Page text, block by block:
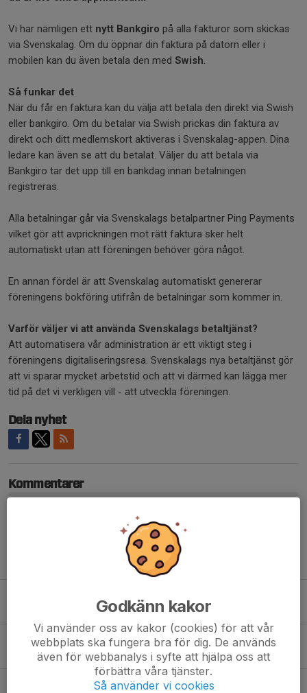
Vi har nämligen ett nytt Bankgiro på alla fakturor som skickas
via Svenskalag. Om du öppnar din faktura på datorn eller i
mobilen kan du även betala den med Swish.
Så funkar det
När du får en faktura kan du välja att betala den direkt via Swish
eller bankgiro. Om du betalar via Swish prickas din faktura av
direkt och ditt medlemskort aktiveras i Svenskalag-appen. Dina
ledare kan även se att du betalat. Väljer du att betala via
Bankgiro tar det upp till en bankdag innan betalningen
registreras.
Alla betalningar går via Svenskalags betalpartner Ping Payments
vilket gör att avprickningen mot rätt faktura sker helt
automatiskt utan att föreningen behöver göra något.
En annan fördel är att Svenskalag automatiskt genererar
föreningens bokföring utifrån de betalningar som kommer in.
Varför väljer vi att använda Svenskalags betaltjänst?
Att automatisera vår administration är ett viktigt steg i
föreningens digitaliseringsresa. Svenskalags nya betaltjänst gör
att vi sparar mycket arbetstid och att vi därmed kan lägga mer
tid på det vi verkligen vill - att utveckla föreningen.
Dela nyhet
Kommentarer
22 apr, 20:32 0
Bollkul födda 2019!
16 sep 2025 0
Se hit! Grums Innebandys egna STRYKTIPS!
Godkänn kakor
Vi använder oss av kakor (cookies) för att vår
webbplats ska fungera bra för dig. De används
även för webbanalys i syfte att hjälpa oss att
förbättra våra tjänster.
Så använder vi cookies